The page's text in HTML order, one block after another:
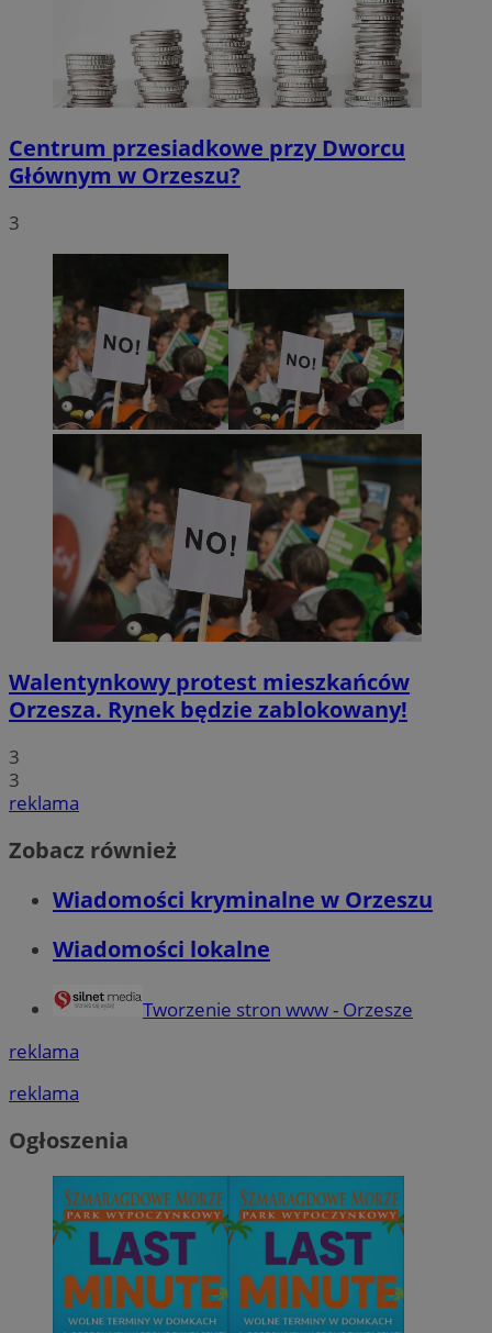
Centrum przesiadkowe przy Dworcu
Głównym w Orzeszu?
3
Walentynkowy protest mieszkańców
Orzesza. Rynek będzie zablokowany!
3
3
reklama
Zobacz również
Wiadomości kryminalne w Orzeszu
Wiadomości lokalne
Tworzenie stron www - Orzesze
reklama
reklama
Ogłoszenia